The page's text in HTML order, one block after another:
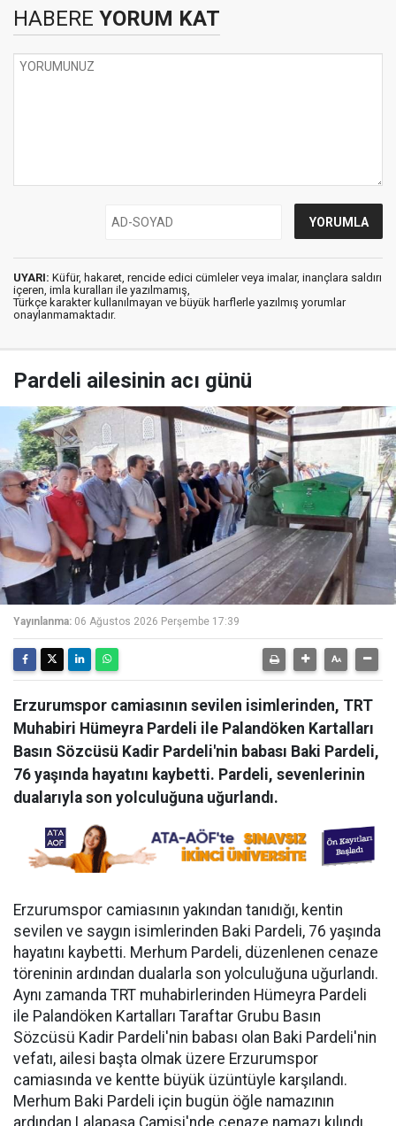
HABERE YORUM KAT
UYARI: Küfür, hakaret, rencide edici cümleler veya imalar, inançlara saldırı
içeren, imla kuralları ile yazılmamış,
Türkçe karakter kullanılmayan ve büyük harflerle yazılmış yorumlar
onaylanmamaktadır.
Pardeli ailesinin acı günü
Yayınlanma: 06 Ağustos 2026 Perşembe 17:39
Erzurumspor camiasının sevilen isimlerinden, TRT
Muhabiri Hümeyra Pardeli ile Palandöken Kartalları
Basın Sözcüsü Kadir Pardeli'nin babası Baki Pardeli,
76 yaşında hayatını kaybetti. Pardeli, sevenlerinin
dualarıyla son yolculuğuna uğurlandı.
Erzurumspor camiasının yakından tanıdığı, kentin
sevilen ve saygın isimlerinden Baki Pardeli, 76 yaşında
hayatını kaybetti. Merhum Pardeli, düzenlenen cenaze
töreninin ardından dualarla son yolculuğuna uğurlandı.
Aynı zamanda TRT muhabirlerinden Hümeyra Pardeli
ile Palandöken Kartalları Taraftar Grubu Basın
Sözcüsü Kadir Pardeli'nin babası olan Baki Pardeli'nin
vefatı, ailesi başta olmak üzere Erzurumspor
camiasında ve kentte büyük üzüntüyle karşılandı.
Merhum Baki Pardeli için bugün öğle namazının
ardından Lalapaşa Camisi'nde cenaze namazı kılındı.